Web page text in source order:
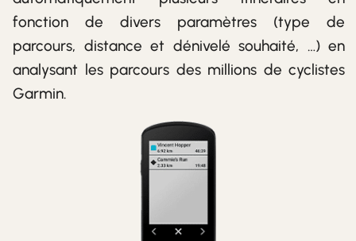
fonction de divers paramètres (type de
parcours, distance et dénivelé souhaité, …) en
analysant les parcours des millions de cyclistes
Garmin.